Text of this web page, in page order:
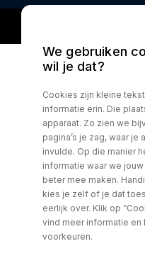
We gebruiken
wil je dat?
Cookies zijn kleine
informatie erin. Die
apparaat. Zo zien we
pagina’s je zag, waar je
invulde. Op die manier
informatie waar we
beter mee maken.
kies je zelf of je dat
eerlijk over. Klik op
vind meer informatie en
voorkeuren.